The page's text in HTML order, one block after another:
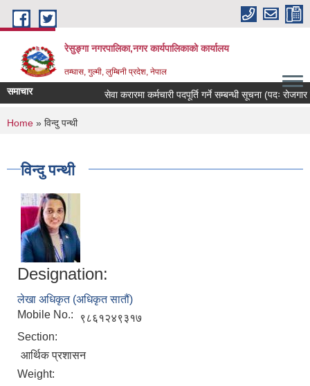
Skip to main content
रेसुङ्गा नगरपालिका,नगर कार्यपालिकाको कार्यालय
तम्घास, गुल्मी, लुम्बिनी प्रदेश, नेपाल
समाचार सेवा करारमा कर्मचारी पदपूर्ति गर्ने सम्बन्धी सूचना (पदः रोजगार
You are here
Home » विन्दु पन्थी
विन्दु पन्थी
Designation:
लेखा अधिकृत (अधिकृत सातौं)
Mobile No.:
९८६१२४९३१७
Section:
आर्थिक प्रशासन
Weight: